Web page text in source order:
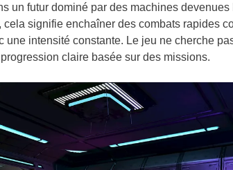
un futur dominé par des machines
cela signifie enchaîner des combats rapides
une intensité constante. Le jeu ne cherche
claire basée sur des missions.